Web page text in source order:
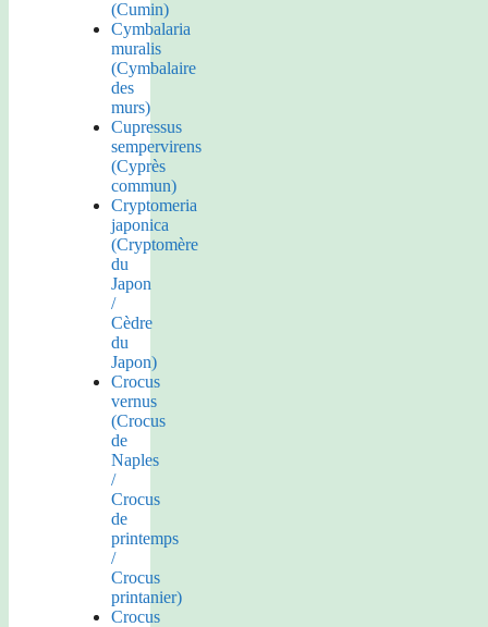
(Cumin)
Cymbalaria
muralis
(Cymbalaire
des
murs)
Cupressus
sempervirens
(Cyprès
commun)
Cryptomeria
japonica
(Cryptomère
du
Japon
/
Cèdre
du
Japon)
Crocus
vernus
(Crocus
de
Naples
/
Crocus
de
printemps
/
Crocus
printanier)
Crocus